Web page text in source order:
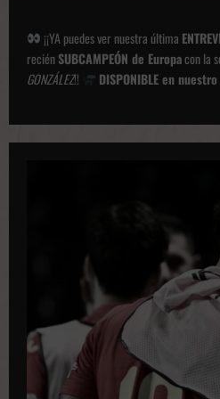
¡¡YA puedes ver nuestra última
reciénSUBCAMPEÓN de Europacon la
GONZÁLEZ!! DISPONIBLE en